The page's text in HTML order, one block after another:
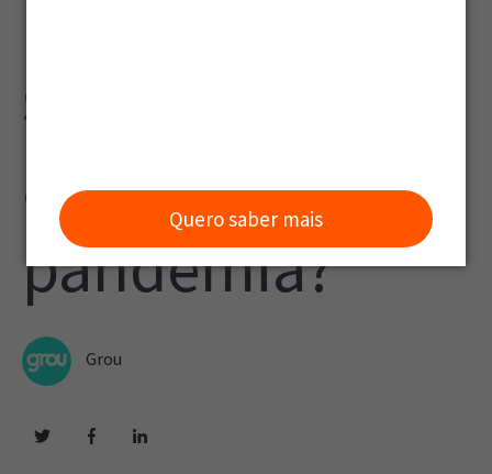
Quero saber mais
sucesso mesmo
após a
pandemia?
Grou